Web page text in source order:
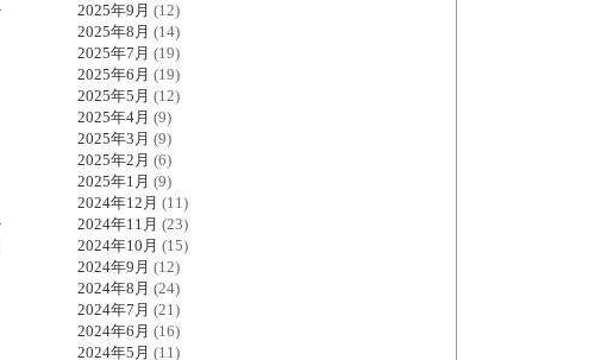
2025年9月 (12)
2025年8月 (14)
2025年7月 (19)
2025年6月 (19)
2025年5月 (12)
2025年4月 (9)
2025年3月 (9)
2025年2月 (6)
2025年1月 (9)
2024年12月 (11)
2024年11月 (23)
2024年10月 (15)
2024年9月 (12)
2024年8月 (24)
2024年7月 (21)
2024年6月 (16)
2024年5月 (11)